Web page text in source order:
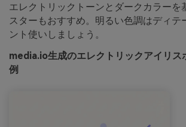
エレクトリックトーンとダークカラーを
スターもおすすめ。明るい色調はディテ
ント使いしましょう。
media.io生成のエレクトリックアイリス
例